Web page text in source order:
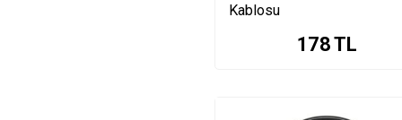
Kablosu
178TL